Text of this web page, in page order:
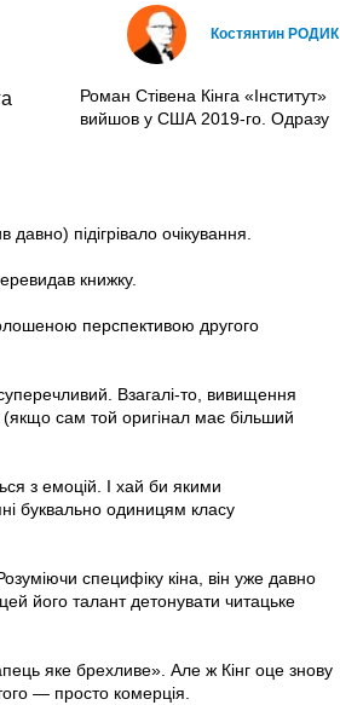
Костянтин РОДИК
Роман Стівена Кінга «Інститут»
вийшов у США 2019-го. Одразу
підігрівало очікування.
книжку.
перспективою другого
Взагалі-то, вивищення
сам той оригінал має більший
з емоцій. І хай би якими
буквально одиницям класу
специфіку кіна, він уже давно
його талант детонувати читацьке
яке брехливе». Але ж Кінг оце знову
— просто комерція.